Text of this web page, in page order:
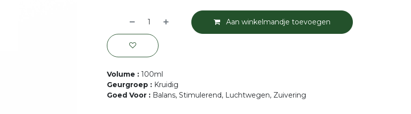
Aan winkelmandje toevoegen
Volume : 100ml
Geurgroep : Kruidig
Goed Voor : Balans, Stimulerend, Luchtwegen, Zuivering